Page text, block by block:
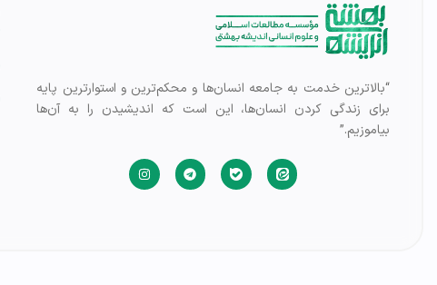
“بالاترین خدمت به جامعه انسان‌ها و محکم‌ترین و استوارترین پایه
برای زندگی کردن انسان‌ها، این است که اندیشیدن را به آن‌ها
بیاموزیم.”